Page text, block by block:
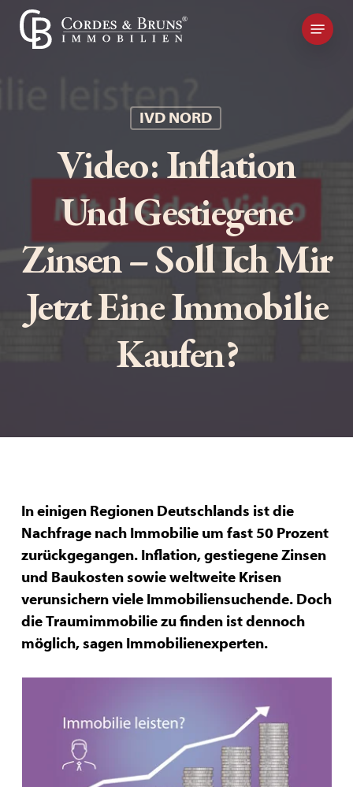
Skip
Kontakt
IVD NORD
Video: Inflation
Und Gestiegene
Zinsen – Soll Ich Mir
Jetzt Eine Immobilie
Kaufen?
In einigen Regionen Deutschlands ist die
Nachfrage nach Immobilie um fast 50 Prozent
zurückgegangen. Inflation, gestiegene Zinsen
und Baukosten sowie weltweite Krisen
verunsichern viele Immobiliensuchende. Doch
die Traumimmobilie zu finden ist dennoch
möglich, sagen Immobilienexperten.